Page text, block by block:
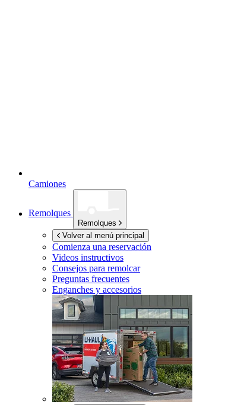
Camiones
Remolques
Remolques
Volver al menú principal
Comienza una reservación
Videos instructivos
Consejos para remolcar
Preguntas frecuentes
Enganches y accesorios